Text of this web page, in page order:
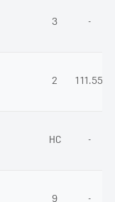
3 -
2 111.55
НС -
9 -